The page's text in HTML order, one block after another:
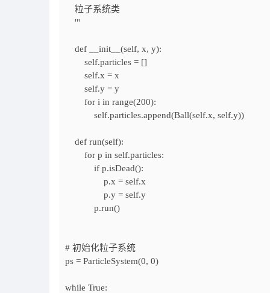
粒子系统类
'''
def __init__(self, x, y):
self.particles = []
self.x = x
self.y = y
for i in range(200):
self.particles.append(Ball(self.x, self.y))
def run(self):
for p in self.particles:
if p.isDead():
p.x = self.x
p.y = self.y
p.run()
# 初始化粒子系统
ps = ParticleSystem(0, 0)
while True: